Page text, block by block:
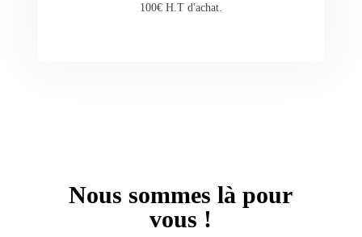
100€ H.T d'achat.
Nous sommes là pour
vous !